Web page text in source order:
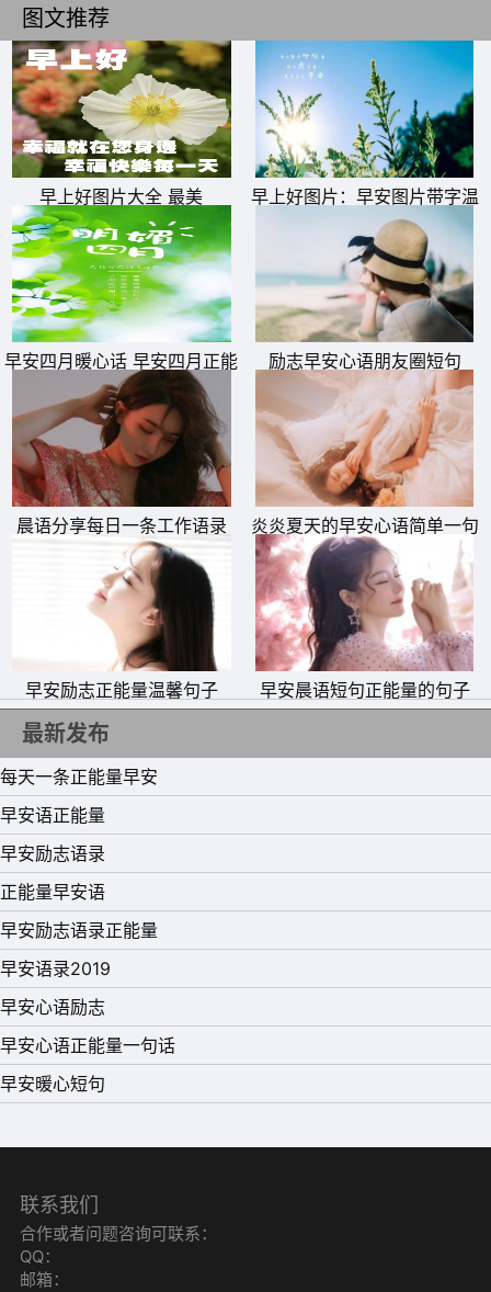
19、燕草如碧丝，秦桑低绿枝。当君怀归日，是妾断肠时。
春风不相识，何事入罗帏？早安！
20、翻聊天记录的时候才发现，原来以前我们有那么多话
可以说，悄无声息消失的友情才最让人怅然若失。早安！
21、明明是你先招惹我的，到最后变成我舍不得，无论我们
最后生疏到什么样子，只希望你不要在没有我的地方把我忘
的太干净。早安！
22、我总是关心你，你总是爱理不理。你总是把关心给别
人，别人也总是对你爱理不理。我知道你不好受，可你不知
道我也难受。早安！
23、我要的不多，一杯水，一片面包，一句我爱你。如果
可以，我希望水是你亲手倒的，面包是你亲手切的，我爱你
是你对我说的。早安！
24、真正有气质的淑女，从不炫耀她所拥有的一切。她不
告诉人她读过什么书，去过什么地方，有多少件衣服，买过
什么珠宝，因为她没有自卑过。早安！
25、世界上只有两种可以称之为浪漫的情感：一种叫相濡
以沫，另一种叫相忘于江湖；我们要做的是争取和最爱的人
相濡以沫，和次爱的人相忘于江湖。早安！
26、生活最大的幸福就是，坚信有人爱着我。对于过去，
单。早安！
27、不用羡慕梁祝化蝶般的唯美，更不用迷恋为爱的人死
去那种悲壮。你们是一个完整的圆，谁先离去都是宿命里的
图文推荐
早上好图片大全 最美
早上好图片：早安图片带字温
馨图片
早安四月暖心话 早安四月正能
量句子、图片
励志早安心语朋友圈短句
晨语分享每日一条工作语录
炎炎夏天的早安心语简单一句
话
早安励志正能量温馨句子 早安晨语短句正能量的句子
最新发布
每天一条正能量早安
早安语正能量
早安励志语录
正能量早安语
早安励志语录正能量
早安语录2019
早安心语励志
早安心语正能量一句话
早安暖心短句
联系我们
合作或者问题咨询可联系：
QQ：
邮箱：